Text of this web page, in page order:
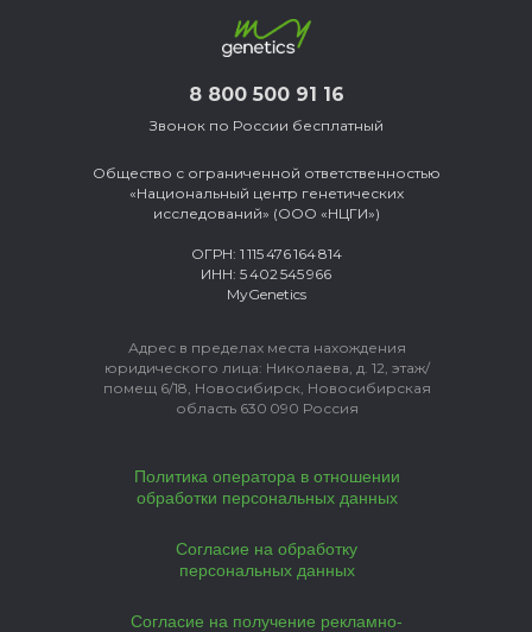
Общество с ограниченной ответственностью
«Национальный центр генетических
исследований» (ООО «НЦГИ»)
ОГРН: 1 115 476 164 814
ИНН: 5 402 545 966
MyGenetics
Адрес в пределах места нахождения
юридического лица: Николаева, д. 12, этаж/
помещ 6/18, Новосибирск, Новосибирская
область 630 090 Россия
Звонок по России бесплатный
8 800 500 91 16
Согласие на получение рекламно-
Согласие на обработку
персональных данных
Политика оператора в отношении
обработки персональных данных